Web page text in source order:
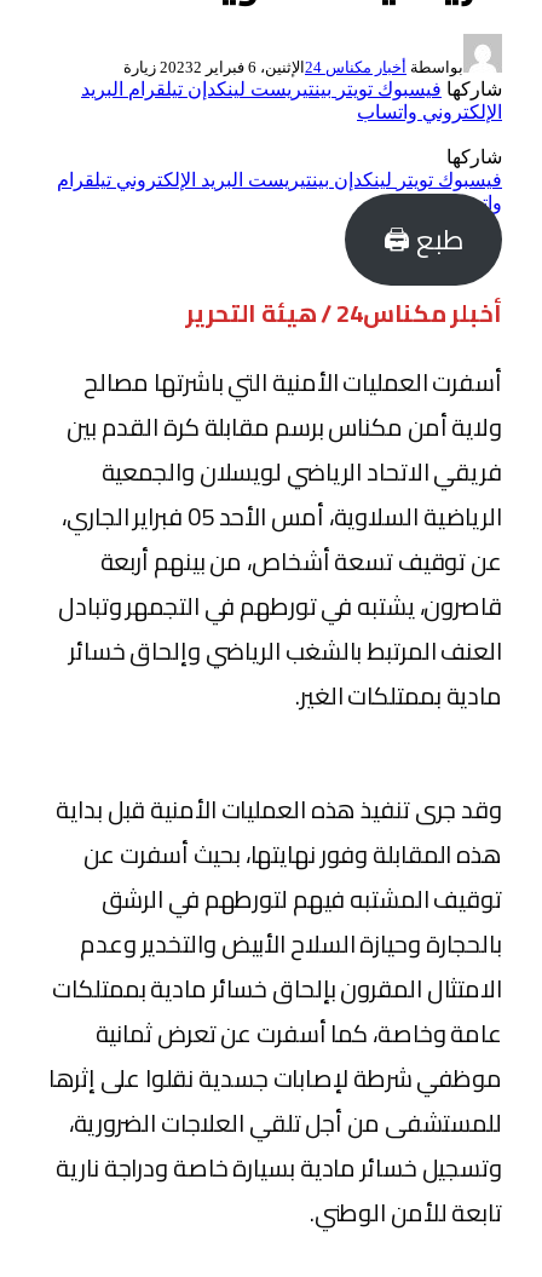
بواسطة أخبار مكناس 24 الإثنين، 6 فبراير 2023 2 زيارة
شاركها فيسبوك تويتر بينتيريست لينكدإن تيلقرام البريد
الإلكتروني واتساب
شاركها
فيسبوك تويتر لينكدإن بينتيريست البريد الإلكتروني تيلقرام
واتساب
طبع 🖨
أخبلر مكناس24 / هيئة التحرير
أسفرت العمليات الأمنية التي باشرتها مصالح
ولاية أمن مكناس برسم مقابلة كرة القدم بين
فريقي الاتحاد الرياضي لويسلان والجمعية
الرياضية السلاوية، أمس الأحد 05 فبراير الجاري،
عن توقيف تسعة أشخاص، من بينهم أربعة
قاصرون، يشتبه في تورطهم في التجمهر وتبادل
العنف المرتبط بالشغب الرياضي وإلحاق خسائر
مادية بممتلكات الغير.
وقد جرى تنفيذ هذه العمليات الأمنية قبل بداية
هذه المقابلة وفور نهايتها، بحيث أسفرت عن
توقيف المشتبه فيهم لتورطهم في الرشق
بالحجارة وحيازة السلاح الأبيض والتخدير وعدم
الامتثال المقرون بإلحاق خسائر مادية بممتلكات
عامة وخاصة، كما أسفرت عن تعرض ثمانية
موظفي شرطة لإصابات جسدية نقلوا على إثرها
للمستشفى من أجل تلقي العلاجات الضرورية،
وتسجيل خسائر مادية بسيارة خاصة ودراجة نارية
تابعة للأمن الوطني.